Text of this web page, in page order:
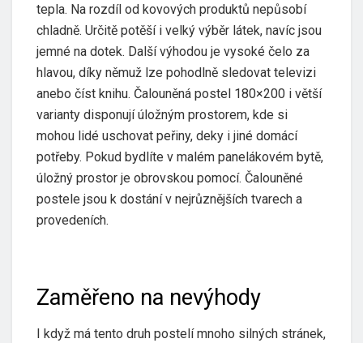
tepla. Na rozdíl od kovových produktů nepůsobí
chladně. Určitě potěší i velký výběr látek, navíc jsou
jemné na dotek. Další výhodou je vysoké čelo za
hlavou, díky němuž lze pohodlně sledovat televizi
anebo číst knihu. Čalouněná postel 180×200 i větší
varianty disponují úložným prostorem, kde si
mohou lidé uschovat peřiny, deky i jiné domácí
potřeby. Pokud bydlíte v malém panelákovém bytě,
úložný prostor je obrovskou pomocí. Čalouněné
postele jsou k dostání v nejrůznějších tvarech a
provedeních.
Zaměřeno na nevýhody
I když má tento druh postelí mnoho silných stránek,